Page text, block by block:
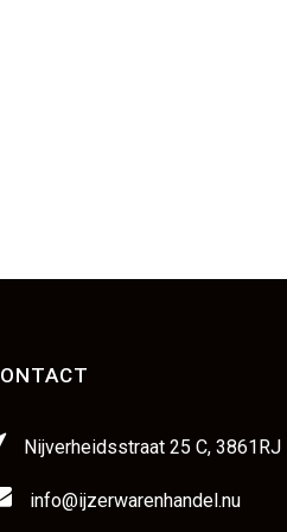
Nijverheidsstraat 25 C, 3861RJ
info@ijzerwarenhandel.nu